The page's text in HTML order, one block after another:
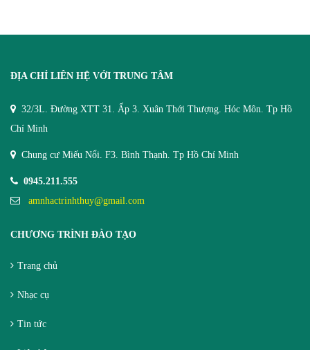
ĐỊA CHỈ LIÊN HỆ VỚI TRUNG TÂM
32/3L. Đường XTT 31. Ấp 3. Xuân Thới Thượng. Hóc Môn. Tp Hồ
Chí Minh
Chung cư Miếu Nổi. F3. Bình Thạnh. Tp Hồ Chí Minh
0945.211.555
amnhactrinhthuy@gmail.com
CHƯƠNG TRÌNH ĐÀO TẠO
Trang chủ
Nhạc cụ
Tin tức